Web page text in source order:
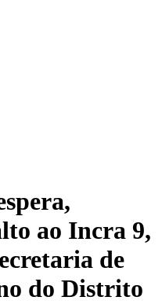
ao Incra 9,
de
do Distrito